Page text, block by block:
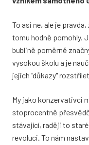
To asi ne, ale je
tomu hodně pomohly.
bublině poměrně
vysokou školu a je
jejich "důkazy"
My jako konzervativci
stoprocentně
stávající, raději to
revoluci. To nám